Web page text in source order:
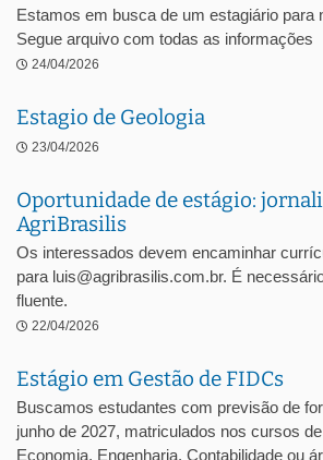
Estamos em busca de um estagiário para
Segue arquivo com todas as informações
24/04/2026
Estagio de Geologia
23/04/2026
Oportunidade de estágio:
AgriBrasilis
Os interessados devem encaminhar
para luis@agribrasilis.com.br. É
fluente.
22/04/2026
Estágio em Gestão de FIDCs
Buscamos estudantes com previsão de
junho de 2027, matriculados nos cursos
Economia, Engenharia, Contabilidade ou